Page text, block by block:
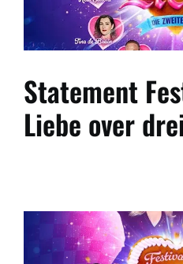
Statement
Liebe over